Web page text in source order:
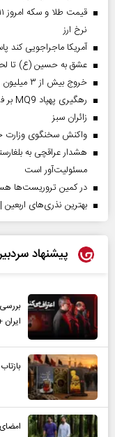
نرخ ارز
آمریکا ماجراجویی
عشق به حسین (ع) تا
خروج بیش از ۳ میلیون زائر از تمام مرز‌های کشور
رهگیری پهپاد MQ9 بر فراز تنگه هرمز
‌زائران سبز
واکنش سخنگوی وزارت
هشدار عراقچی به
مسئولیت‌آور است
در کمین تروریست‌ها
بهترین نذری‌های
پیشنهاد